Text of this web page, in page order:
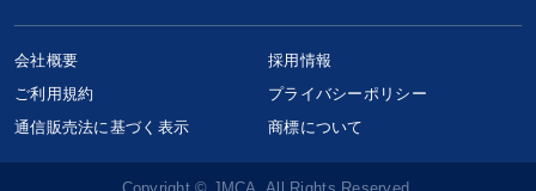
会社概要
採用情報
ご利用規約
プライバシーポリシー
通信販売法に基づく表示
商標について
33,000円〜
keyboard_arrow_up 商品選択